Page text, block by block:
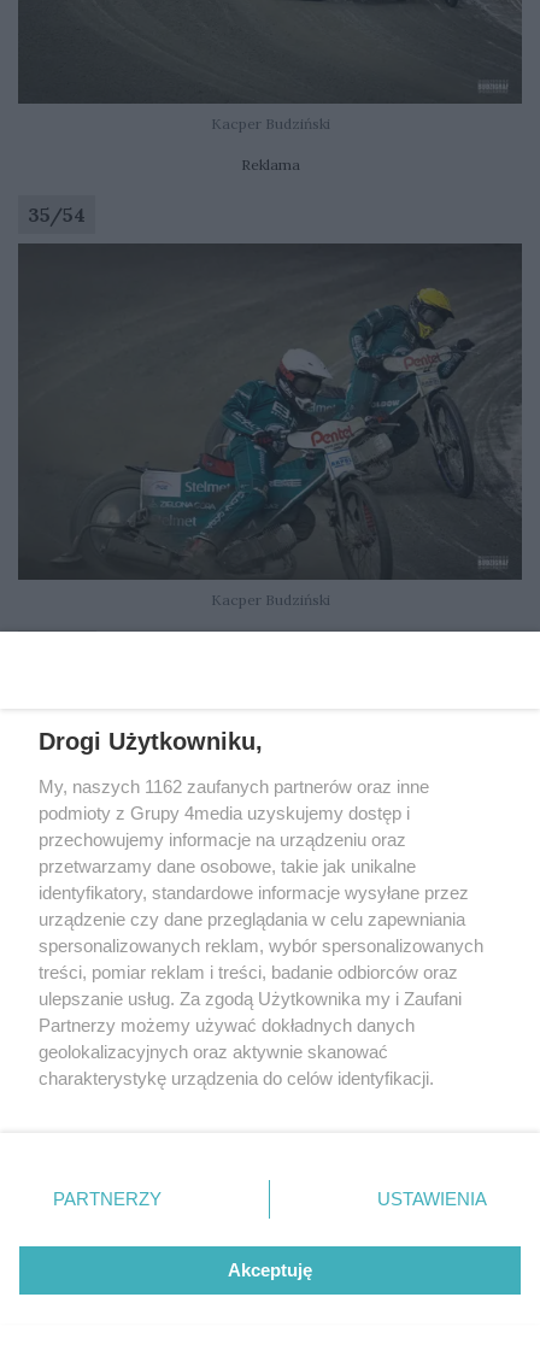
Kacper Budziński
Reklama
35/54
Kacper Budziński
Kacper Budziński
37/54
Drogi Użytkowniku,
My, naszych 1162 zaufanych partnerów oraz inne
podmioty z Grupy 4media uzyskujemy dostęp i
przechowujemy informacje na urządzeniu oraz
przetwarzamy dane osobowe, takie jak unikalne
identyfikatory, standardowe informacje wysyłane przez
urządzenie czy dane przeglądania w celu zapewniania
spersonalizowanych reklam, wybór spersonalizowanych
treści, pomiar reklam i treści, badanie odbiorców oraz
ulepszanie usług. Za zgodą Użytkownika my i Zaufani
Partnerzy możemy używać dokładnych danych
geolokalizacyjnych oraz aktywnie skanować
charakterystykę urządzenia do celów identyfikacji.
zmienić/wycofać klikając przycisk ustawień prywatności
znajdujący się w lewym dolnym rogu strony
. Niektóre
użytkownika, ale masz prawo sprzeciwić się takiemu
przetwarzaniu. Preferencje będą miały zastosowania tylko
PARTNERZY USTAWIENIA
Akceptuję